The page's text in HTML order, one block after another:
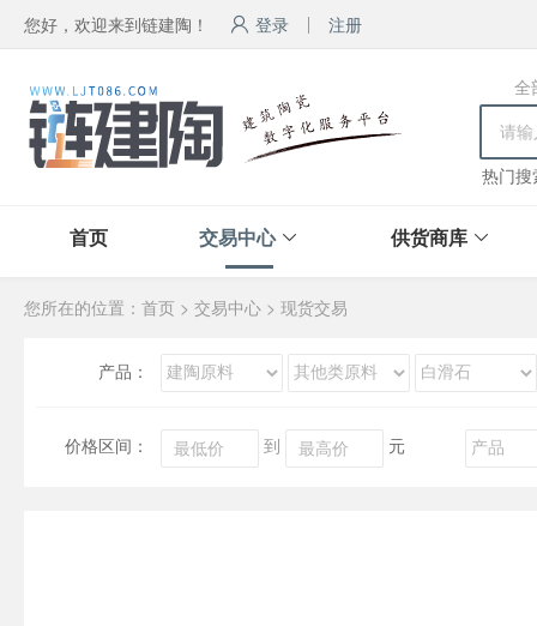
您好，欢迎来到链建陶！ 登录 注册
全
热门搜
首页 交易中心 供货商库
您所在的位置： 首页 > 交易中心 > 现货交易
产品：
价格区间： 到 元